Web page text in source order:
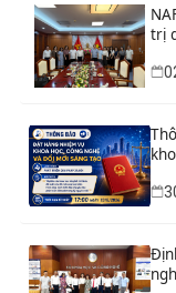
trị